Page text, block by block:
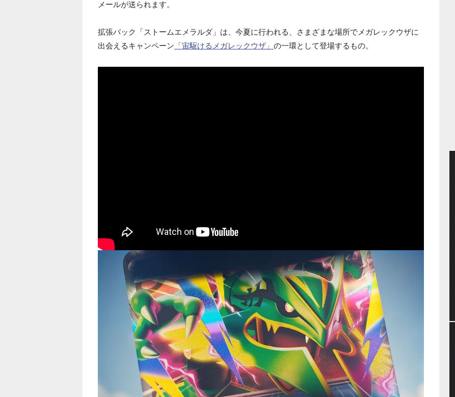
メールが送られます。
拡張パック「ストームエメラルダ」は、今夏に行われる、さまざまな場所でメガレックウザに
出会えるキャンペーン 「宙駆けるメガレックウザ」 の一環として登場するもの。